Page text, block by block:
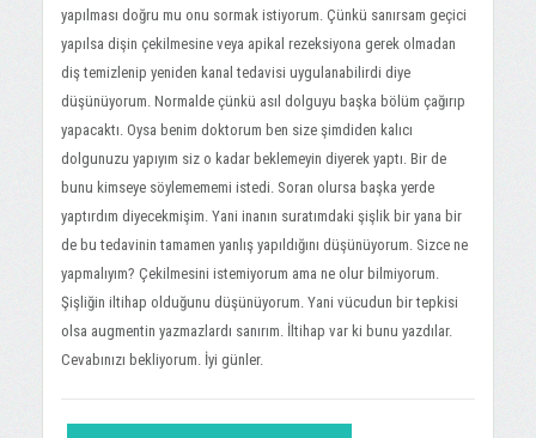
yapılması doğru mu onu sormak istiyorum. Çünkü sanırsam geçici
yapılsa dişin çekilmesine veya apikal rezeksiyona gerek olmadan
diş temizlenip yeniden kanal tedavisi uygulanabilirdi diye
düşünüyorum. Normalde çünkü asıl dolguyu başka bölüm çağırıp
yapacaktı. Oysa benim doktorum ben size şimdiden kalıcı
dolgunuzu yapıyım siz o kadar beklemeyin diyerek yaptı. Bir de
bunu kimseye söylemememi istedi. Soran olursa başka yerde
yaptırdım diyecekmişim. Yani inanın suratımdaki şişlik bir yana bir
de bu tedavinin tamamen yanlış yapıldığını düşünüyorum. Sizce ne
yapmalıyım? Çekilmesini istemiyorum ama ne olur bilmiyorum.
Şişliğin iltihap olduğunu düşünüyorum. Yani vücudun bir tepkisi
olsa augmentin yazmazlardı sanırım. İltihap var ki bunu yazdılar.
Cevabınızı bekliyorum. İyi günler.